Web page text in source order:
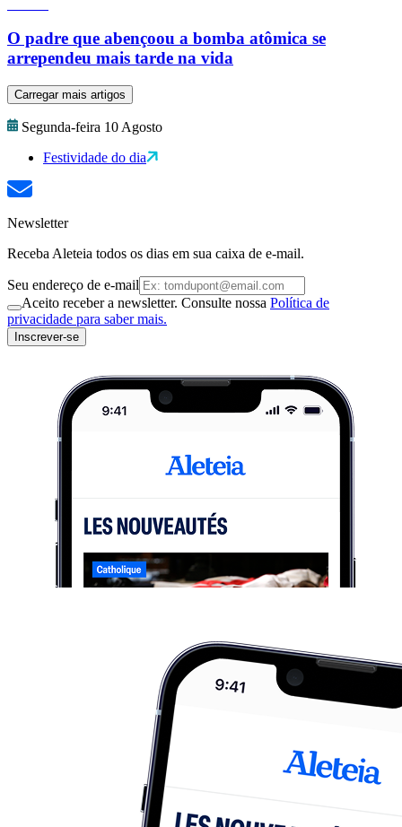
O padre que abençoou a bomba atômica se
arrependeu mais tarde na vida
Carregar mais artigos
Segunda-feira 10 Agosto
Festividade do dia
Newsletter
Receba Aleteia todos os dias em sua caixa de e-mail.
Seu endereço de e-mail
Aceito receber a newsletter. Consulte nossa Política de
privacidade para saber mais.
Inscrever-se